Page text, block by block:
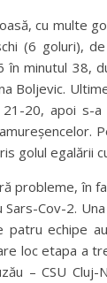
cu multe
(6 goluri),
minutul 38,
Boljevic.
20, apoi s-
golul egalării
probleme, în
Cov-2.
echipe
loc etapa a
– CSU Cluj-